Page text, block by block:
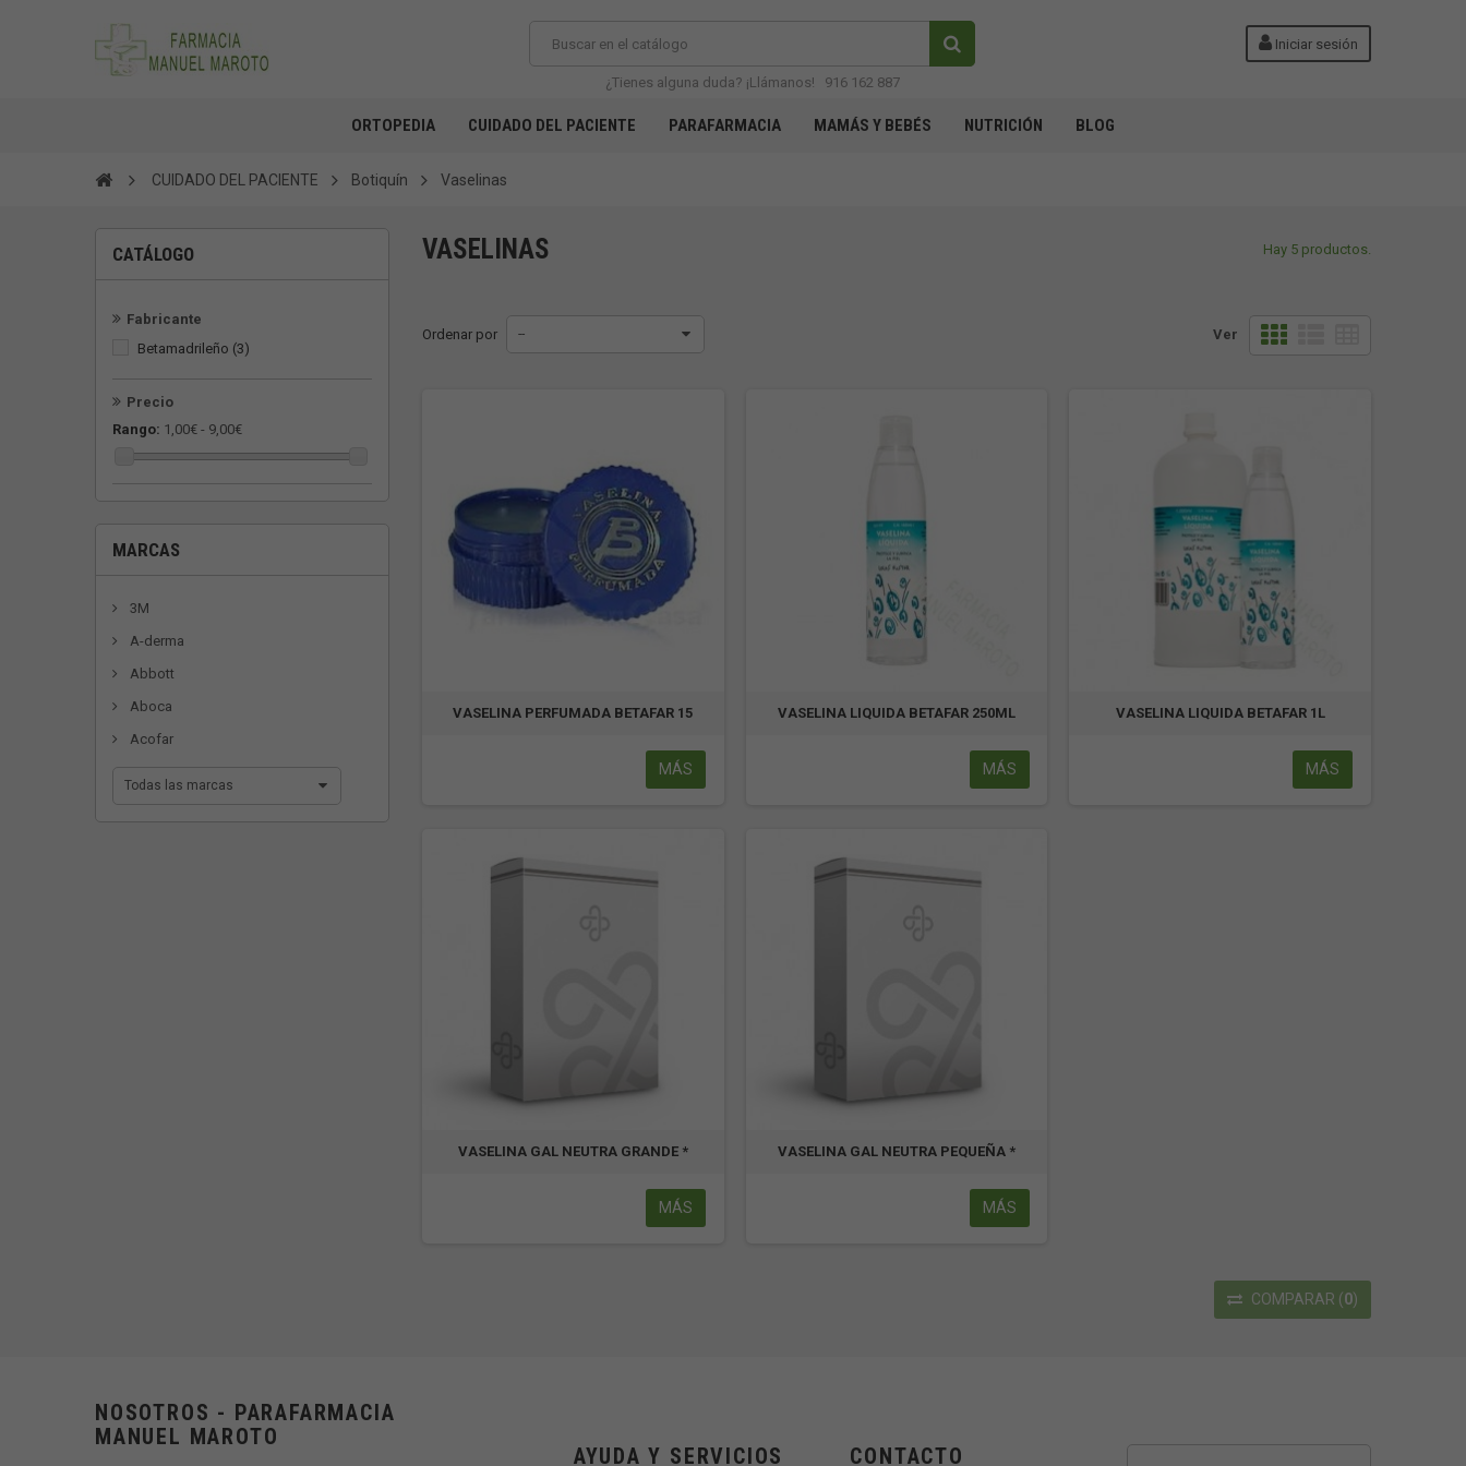
Iniciar sesión
¿Tienes alguna duda? ¡Llámanos! 916 162 887
ORTOPEDIA CUIDADO DEL PACIENTE PARAFARMACIA MAMÁS Y BEBÉS NUTRICIÓN BLOG
CUIDADO DEL PACIENTE Botiquín Vaselinas
CATÁLOGO
Fabricante
Betamadrileño (3)
Precio
Rango: 1,00€ - 9,00€
MARCAS
3M
A-derma
Abbott
Aboca
Acofar
Todas las marcas
VASELINAS Hay 5 productos.
Ver
Ordenar por --
VASELINA PERFUMADA BETAFAR 15
MÁS
VASELINA LIQUIDA BETAFAR 250ML
MÁS
VASELINA LIQUIDA BETAFAR 1L
MÁS
VASELINA GAL NEUTRA GRANDE *
MÁS
VASELINA GAL NEUTRA PEQUEÑA *
MÁS
COMPARAR (0)
NOSOTROS - PARAFARMACIA
MANUEL MAROTO
AYUDA Y SERVICIOS CONTACTO